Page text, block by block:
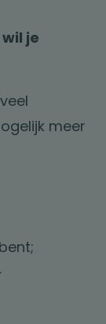
je
meer